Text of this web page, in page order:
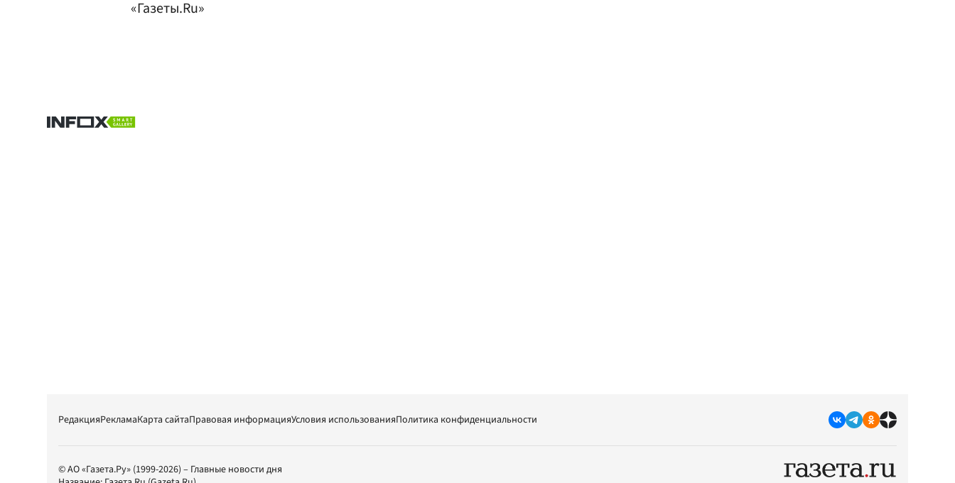
«Газеты.Ru»
РедакцияРекламаКарта сайтаПравовая информацияУсловия использованияПолитика конфиденциальности
© АО «Газета.Ру» (1999-2026) – Главные новости дня